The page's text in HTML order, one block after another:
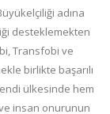
adına
desteklemekten
Transfobi ve
birlikte başarılı
ülkesinde hem
insan onurunun